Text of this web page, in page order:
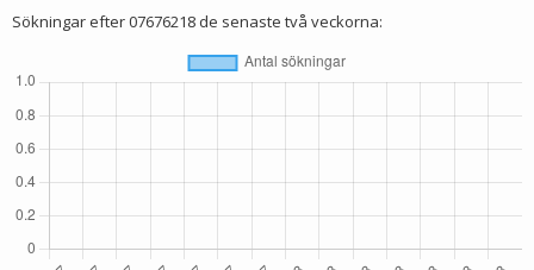
Sökningar efter 07676218 de senaste två veckorna: